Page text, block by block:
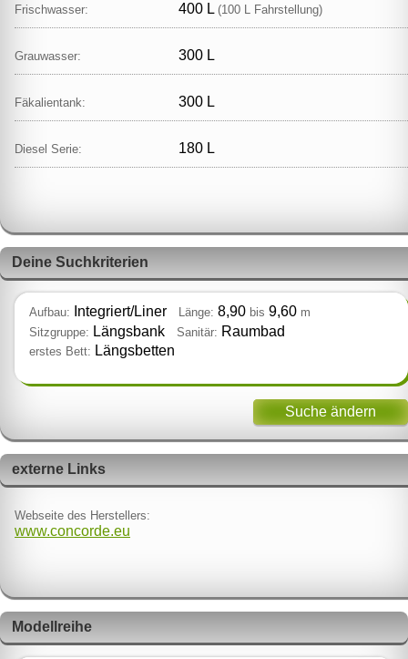
Frischwasser: 400 L (100 L Fahrstellung)
Grauwasser: 300 L
Fäkalientank: 300 L
Diesel Serie: 180 L
Deine Suchkriterien
Aufbau: Integriert/Liner Länge: 8,90 bis 9,60 m
Sitzgruppe: Längsbank Sanitär: Raumbad
erstes Bett: Längsbetten
Suche ändern
externe Links
Webseite des Herstellers:
www.concorde.eu
Modellreihe